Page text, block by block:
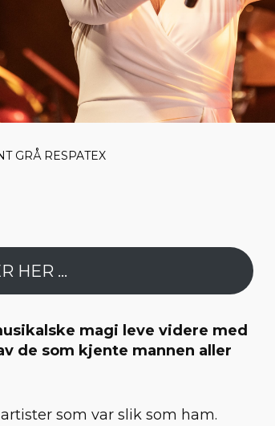
GRÅ RESPATEX
HER ...
magi leve videre med
de som kjente mannen aller
som var slik som ham.